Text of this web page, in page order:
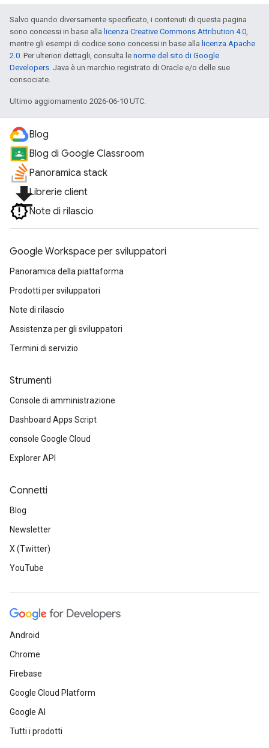
Salvo quando diversamente specificato, i contenuti di questa pagina
sono concessi in base alla licenza Creative Commons Attribution 4.0,
mentre gli esempi di codice sono concessi in base alla licenza Apache
2.0. Per ulteriori dettagli, consulta le norme del sito di Google
Developers. Java è un marchio registrato di Oracle e/o delle sue
consociate.
Ultimo aggiornamento 2026-06-10 UTC.
Blog
Blog di Google Classroom
Panoramica stack
file_downloadLibrerie client
Note di rilascio
Google Workspace per sviluppatori
Panoramica della piattaforma
Prodotti per sviluppatori
Note di rilascio
Assistenza per gli sviluppatori
Termini di servizio
Strumenti
Console di amministrazione
Dashboard Apps Script
console Google Cloud
Explorer API
Connetti
Blog
Newsletter
X (Twitter)
YouTube
Android
Chrome
Firebase
Google Cloud Platform
Google AI
Tutti i prodotti